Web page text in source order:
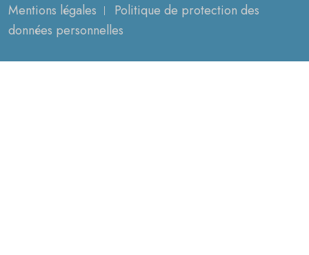
Mentions légales
Politique de protection des
données personnelles